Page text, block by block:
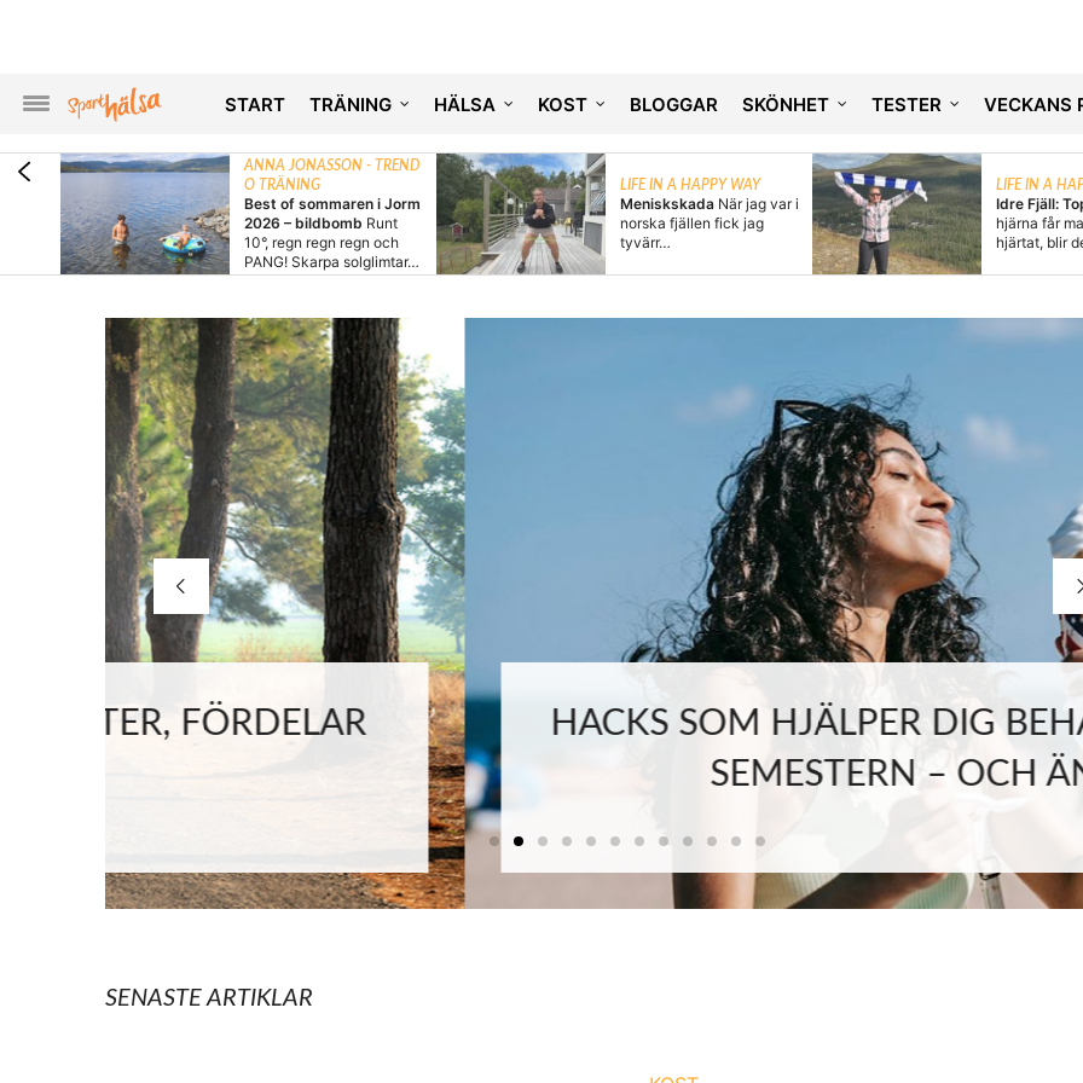
START TRÄNING HÄLSA KOST BLOGGAR SKÖNHET TESTER VECKANS
ANNA JONASSON - TREND
O TRÄNING
Best of sommaren i Jorm
2026 – bildbomb Runt
10°, regn regn regn och
PANG! Skarpa solglimtar…
LIFE IN A HAPPY WAY
Meniskskada När jag var i
norska fjällen fick jag
tyvärr…
LIFE IN A
Idre Fjäll:
hjärna får
hjärtat, blir
HACKS SOM HJÄLPER DIG BEHÅLLA VIKTEN UNDER
SEMESTERN – OCH ÄNDÅ NJUTA
SENASTE ARTIKLAR